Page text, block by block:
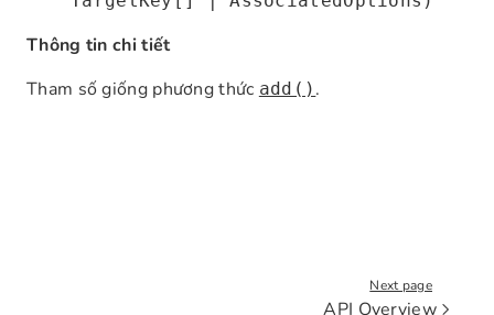
Thông tin chi tiết
Tham số giống phương thức add() .
Next page
API Overview